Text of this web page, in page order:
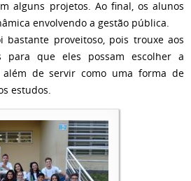
alguns projetos. Ao final, os alunos
envolvendo a gestão pública.
proveitoso, pois trouxe aos
para que eles possam escolher a
de servir como uma forma de
estudos.